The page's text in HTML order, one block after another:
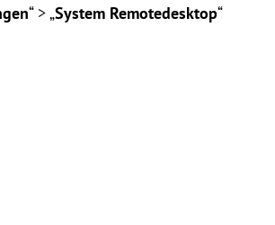
“ > „System Remotedesktop“